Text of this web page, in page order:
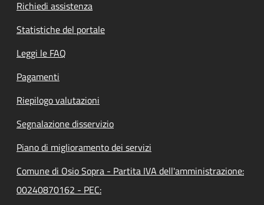
Richiedi assistenza
Statistiche del portale
Leggi le FAQ
Pagamenti
Riepilogo valutazioni
Segnalazione disservizio
Piano di miglioramento dei servizi
Comune di Osio Sopra - Partita IVA dell'amministrazione:
00240870162 - PEC: